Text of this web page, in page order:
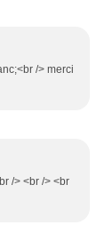
/> merci
/> <br /> <br